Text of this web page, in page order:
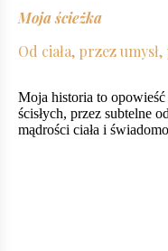
Moja ścieżka
Od ciała, przez
Moja historia to
ścisłych, przez subtelne
mądrości ciała i